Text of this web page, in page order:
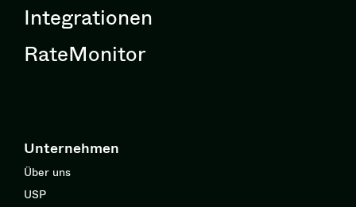
Integrationen
RateMonitor
Unternehmen
Über uns
USP